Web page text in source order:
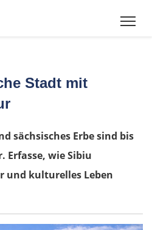
Stadt mit
sächsisches Erbe sind bis
Erfasse, wie Sibiu
und kulturelles Leben